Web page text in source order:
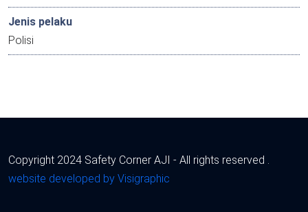
Jenis pelaku
Polisi
Copyright 2024 Safety Corner AJI - All rights reserved .
website developed by Visigraphic